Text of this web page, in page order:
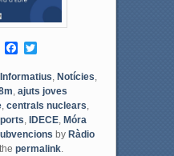
F
c
e
b
o
o
k
T
i
t
t
e
r
Informatius, Notícies,
, ajuts joves
, centrals nuclears,
, IDECE, Móra
by Ràdio
permalink.